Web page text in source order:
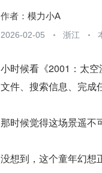
作者： 模力小A
2026-02-05 浙江
小时候看《2001：太
文件、搜索信息、完成
那时候觉得这场景遥不
没想到，这个童年幻想